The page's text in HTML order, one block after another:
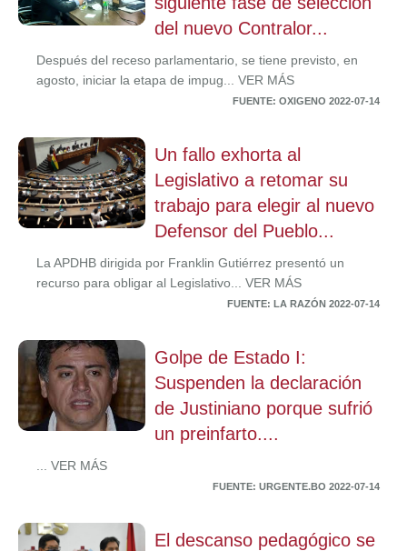
del nuevo Contralor...
Después del receso parlamentario, se tiene previsto, en
agosto, iniciar la etapa de impug... VER MÁS
FUENTE: OXIGENO 2022-07-14
Un fallo exhorta al
Legislativo a retomar su
trabajo para elegir al nuevo
Defensor del Pueblo...
La APDHB dirigida por Franklin Gutiérrez presentó un
recurso para obligar al Legislativo... VER MÁS
FUENTE: LA RAZÓN 2022-07-14
Golpe de Estado I:
Suspenden la declaración
de Justiniano porque sufrió
un preinfarto....
... VER MÁS
FUENTE: URGENTE.BO 2022-07-14
El descanso pedagógico se